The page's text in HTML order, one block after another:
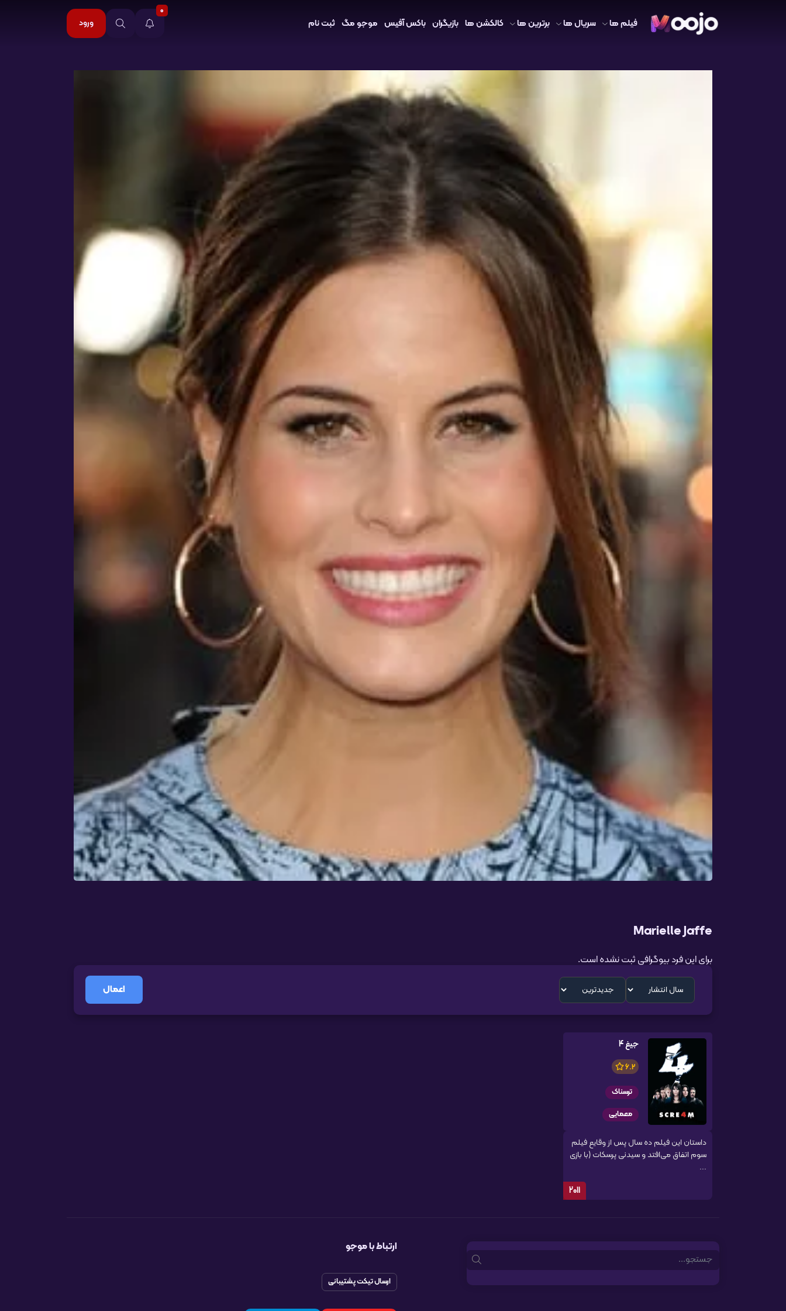
فیلم ها سریال ها برترین ها کالکشن ها بازیگران باکس آفیس موجو مگ ثبت نام
0
ورود
Marielle Jaffe
برای این فرد بیوگرافی ثبت نشده است.
اعمال
جیغ 4
6.2
ترسناک
معمایی
داستان این فیلم ده سال پس از وقایع فیلم
سوم اتفاق می‌افتد و سیدنی پرسکات (با بازی
...
2011
Search
ارتباط با موجو
ارسال تیکت پشتیبانی